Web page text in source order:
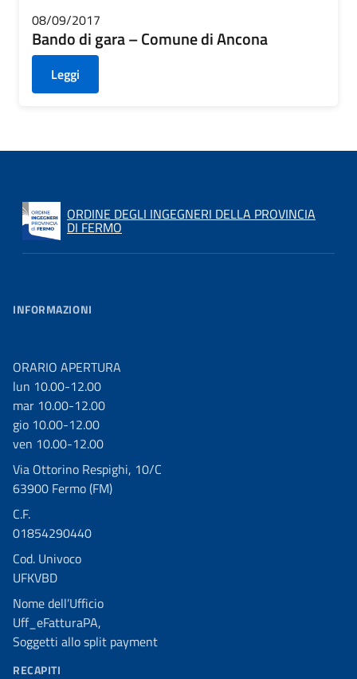
08/09/2017
Bando di gara – Comune di Ancona
Leggi
ORDINE DEGLI INGEGNERI DELLA PROVINCIA
DI FERMO
INFORMAZIONI
ORARIO APERTURA
lun 10.00-12.00
mar 10.00-12.00
gio 10.00-12.00
ven 10.00-12.00
Via Ottorino Respighi, 10/C
63900 Fermo (FM)
C.F.
01854290440
Cod. Univoco
UFKVBD
Nome dell’Ufficio
Uff_eFatturaPA,
Soggetti allo split payment
RECAPITI